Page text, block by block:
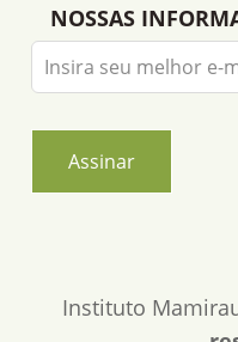
NOSSAS
Leave
this
blank
Assinar
Instituto